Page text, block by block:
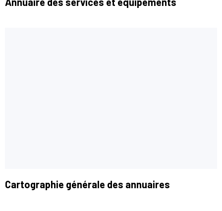
Cartographie générale des annuaires